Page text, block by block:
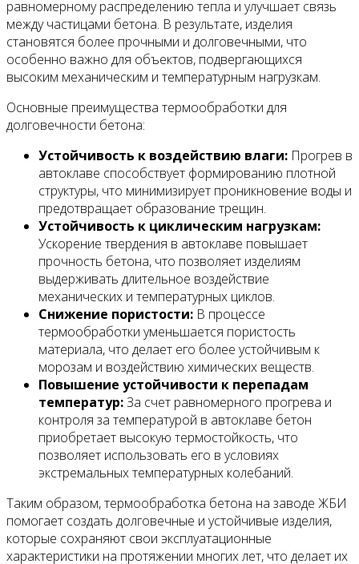
равномерному распределению тепла и улучшает связь
между частицами бетона. В результате, изделия
становятся более прочными и долговечными, что
особенно важно для объектов, подвергающихся
высоким механическим и температурным нагрузкам.
Основные преимущества термообработки для
долговечности бетона:
Устойчивость к воздействию влаги: Прогрев в
автоклаве способствует формированию плотной
структуры, что минимизирует проникновение воды и
предотвращает образование трещин.
Устойчивость к циклическим нагрузкам:
Ускорение твердения в автоклаве повышает
прочность бетона, что позволяет изделиям
выдерживать длительное воздействие
механических и температурных циклов.
Снижение пористости: В процессе
термообработки уменьшается пористость
материала, что делает его более устойчивым к
морозам и воздействию химических веществ.
Повышение устойчивости к перепадам
температур:За счет равномерного прогрева и
контроля за температурой в автоклаве бетон
приобретает высокую термостойкость, что
позволяет использовать его в условиях
экстремальных температурных колебаний.
Таким образом, термообработка бетона на заводе ЖБИ
помогает создать долговечные и устойчивые изделия,
которые сохраняют свои эксплуатационные
характеристики на протяжении многих лет, что делает их